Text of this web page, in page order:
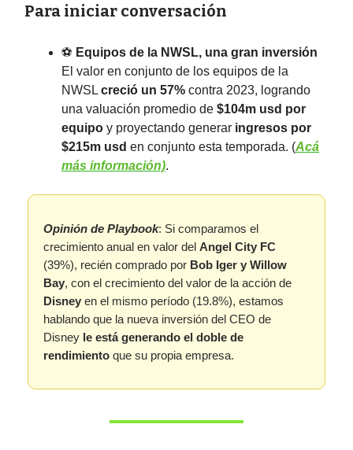
Para iniciar conversación
⚽️ Equipos de la NWSL, una gran inversión
El valor en conjunto de los equipos de la
NWSL creció un 57% contra 2023, logrando
una valuación promedio de $104m usd por
equipo y proyectando generar ingresos por
$215m usd en conjunto esta temporada. (Acá
más información).
Opinión de Playbook: Si comparamos el
crecimiento anual en valor del Angel City FC
(39%), recién comprado por Bob Iger y Willow
Bay, con el crecimiento del valor de la acción de
Disney en el mismo período (19.8%), estamos
hablando que la nueva inversión del CEO de
Disney le está generando el doble de
rendimiento que su propia empresa.